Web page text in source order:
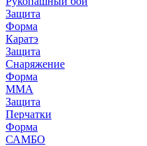
Защита
Форма
Каратэ
Защита
Снаряжение
Форма
ММА
Защита
Перчатки
Форма
САМБО